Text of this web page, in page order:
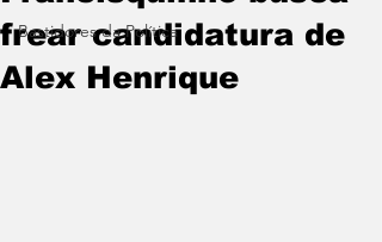
Bastidores da Política
frear candidatura de
Alex Henrique